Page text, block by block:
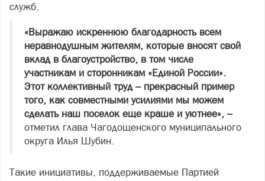
служб.
«Выражаю искреннюю благодарность всем
неравнодушным жителям, которые вносят свой
вклад в благоустройство, в том числе
участникам и сторонникам «Единой России».
Этот коллективный труд – прекрасный пример
того, как совместными усилиями мы можем
сделать наш поселок еще краше и уютнее», –
отметил глава Чагодощенского муниципального
округа Илья Шубин.
Такие инициативы, поддерживаемые Партией